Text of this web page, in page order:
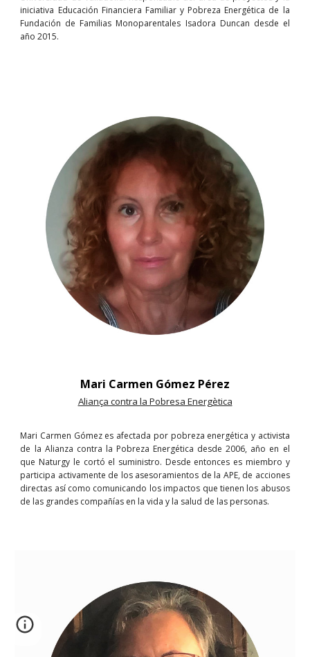
iniciativa Educación Financiera Familiar y Pobreza Energética de la
Fundación de Familias Monoparentales Isadora Duncan desde el
año 2015.
Mari Carmen Gómez Pérez
Aliança contra la Pobresa Energètica
Mari Carmen Gómez es afectada por pobreza energética y activista
de la Alianza contra la Pobreza Energética desde 2006, año en el
que Naturgy le cortó el suministro. Desde entonces es miembro y
participa activamente de los asesoramientos de la APE, de acciones
directas así como comunicando los impactos que tienen los abusos
de las grandes compañías en la vida y la salud de las personas.